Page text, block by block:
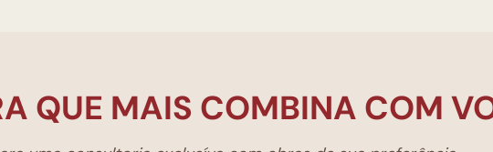
QUE MAIS COMBINA COM